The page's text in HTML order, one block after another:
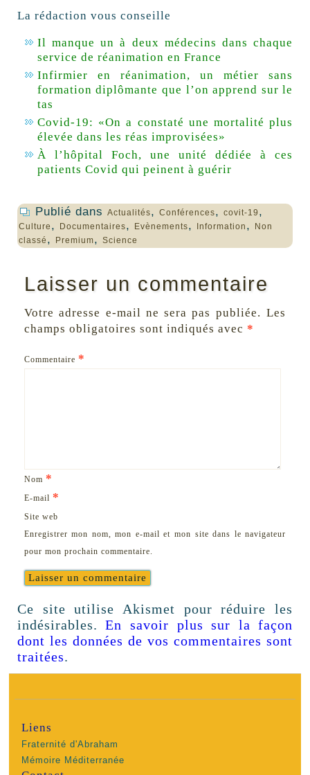
La rédaction vous conseille
Il manque un à deux médecins dans chaque
service de réanimation en France
Infirmier en réanimation, un métier sans
formation diplômante que l’on apprend sur le
tas
Covid-19: «On a constaté une mortalité plus
élevée dans les réas improvisées»
À l’hôpital Foch, une unité dédiée à ces
patients Covid qui peinent à guérir
Publié dans Actualités, Conférences, covit-19 ,
Culture , Documentaires, Evènements, Information ,
Non
classé , Premium, Science
Laisser un commentaire
Votre adresse e-mail ne sera pas publiée. Les
champs obligatoires sont indiqués avec *
Commentaire *
Nom *
E-mail *
Site web
Enregistrer mon nom, mon e-mail et mon site dans le navigateur
pour mon prochain commentaire.
Ce site utilise Akismet pour réduire les
indésirables.En savoir plus sur la façon
dont les données de vos commentaires sont
traitées.
Liens
Fraternité d'Abraham
Mémoire Méditerranée